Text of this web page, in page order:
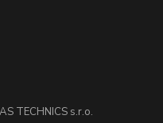
TECHNICS s.r.o.